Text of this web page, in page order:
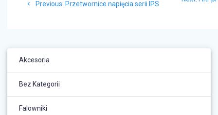
wpisu
Previous: Previous
Przetwornice napięcia serii IPS
Akcesoria
Bez Kategorii
Falowniki